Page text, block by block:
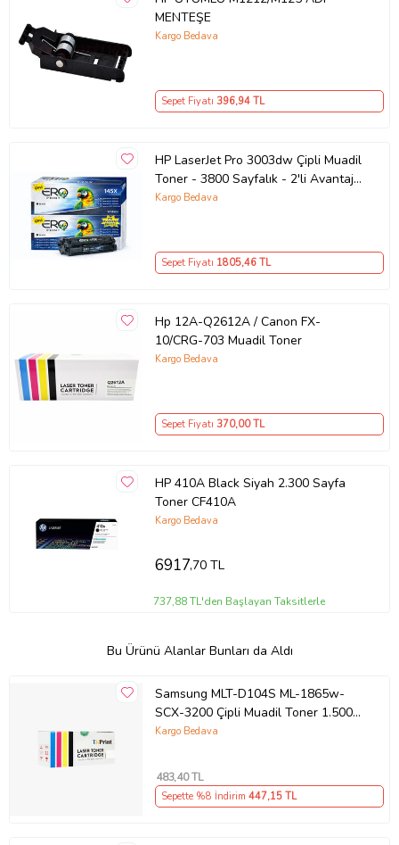
MENTEŞE
Kargo Bedava
Sepet Fiyatı 396,94 TL
HP LaserJet Pro 3003dw Çipli Muadil
Toner - 3800 Sayfalık - 2'li Avantaj
Paket
Kargo Bedava
Sepet Fiyatı 1805,46 TL
Hp 12A-Q2612A / Canon FX-
10/CRG-703 Muadil Toner
Kargo Bedava
Sepet Fiyatı 370,00 TL
HP 410A Black Siyah 2.300 Sayfa
Toner CF410A
Kargo Bedava
6917,70 TL
737,88 TL'den Başlayan Taksitlerle
Bu Ürünü Alanlar Bunları da Aldı
Samsung MLT-D104S ML-1865w-
SCX-3200 Çipli Muadil Toner 1.500
Syf
Kargo Bedava
483,40 TL
Sepette %8 İndirim 447,15 TL